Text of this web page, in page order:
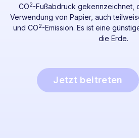
CO2-Fußabdruck gekennzeichnet,
Verwendung von Papier, auch
und CO2-Emission. Es ist eine
die Erde.
Jetzt beitreten